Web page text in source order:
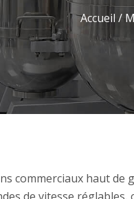
Accueil/
commerciaux haut